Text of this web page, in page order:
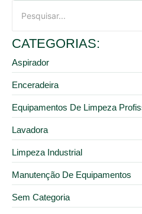
CATEGORIAS:
Aspirador
Enceradeira
Equipamentos De Limpeza
Lavadora
Limpeza Industrial
Manutenção De Equipamentos
Sem Categoria